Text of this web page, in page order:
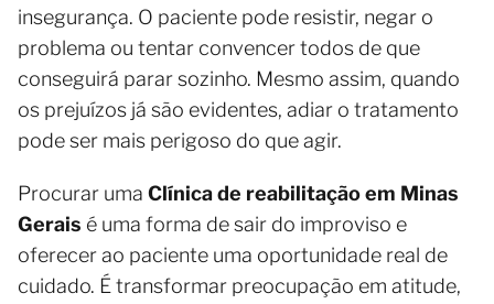
insegurança. O paciente pode resistir, negar o
problema ou tentar convencer todos de que
conseguirá parar sozinho. Mesmo assim, quando
os prejuízos já são evidentes, adiar o tratamento
pode ser mais perigoso do que agir.
Procurar uma Clínica de reabilitação em Minas
Gerais é uma forma de sair do improviso e
oferecer ao paciente uma oportunidade real de
cuidado. É transformar preocupação em atitude,